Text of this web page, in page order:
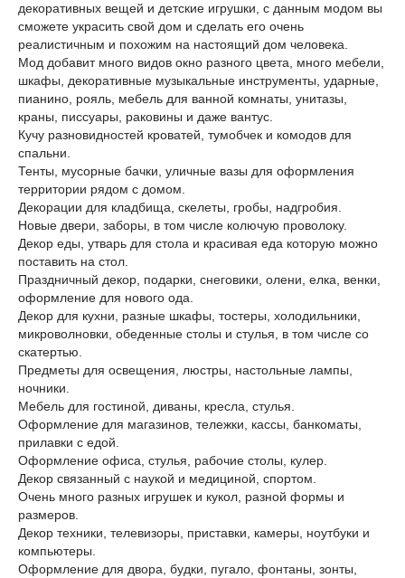
декоративных вещей и детские игрушки, с данным модом вы
сможете украсить свой дом и сделать его очень
реалистичным и похожим на настоящий дом человека.
Мод добавит много видов окно разного цвета, много мебели,
шкафы, декоративные музыкальные инструменты, ударные,
пианино, рояль, мебель для ванной комнаты, унитазы,
краны, писсуары, раковины и даже вантус.
Кучу разновидностей кроватей, тумобчек и комодов для
спальни.
Тенты, мусорные бачки, уличные вазы для оформления
территории рядом с домом.
Декорации для кладбища, скелеты, гробы, надгробия.
Новые двери, заборы, в том числе колючую проволоку.
Декор еды, утварь для стола и красивая еда которую можно
поставить на стол.
Праздничный декор, подарки, снеговики, олени, елка, венки,
оформление для нового ода.
Декор для кухни, разные шкафы, тостеры, холодильники,
микроволновки, обеденные столы и стулья, в том числе со
скатертью.
Предметы для освещения, люстры, настольные лампы,
ночники.
Мебель для гостиной, диваны, кресла, стулья.
Оформление для магазинов, тележки, кассы, банкоматы,
прилавки с едой.
Оформление офиса, стулья, рабочие столы, кулер.
Декор связанный с наукой и медициной, спортом.
Очень много разных игрушек и кукол, разной формы и
размеров.
Декор техники, телевизоры, приставки, камеры, ноутбуки и
компьютеры.
Оформление для двора, будки, пугало, фонтаны, зонты,